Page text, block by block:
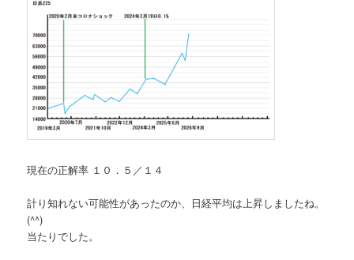
現在の正解率 １０．５／１４
計り知れない可能性があったのか、日経平均は上昇しましたね。
(^^)
当たりでした。